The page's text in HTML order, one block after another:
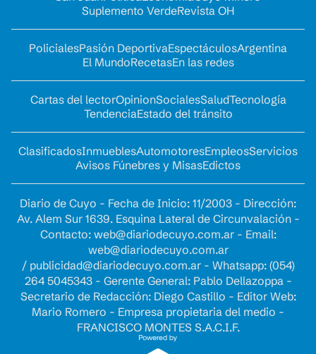
Suplemento VerdeRevista OH
PolicialesPasión DeportivaEspectáculosArgentina
El MundoRecetasEn las redes
Cartas del lectorOpinionSocialesSaludTecnología
TendenciaEstado del tránsito
ClasificadosInmueblesAutomotoresEmpleosServicios
Avisos Fúnebres y MisasEdictos
Diario de Cuyo - Fecha de Inicio: 11/2003 - Dirección:
Av. Alem Sur 1639. Esquina Lateral de Circunvalación -
Contacto: web@diariodecuyo.com.ar- Email:
web@diariodecuyo.com.ar
/ publicidad@diariodecuyo.com.ar- Whatsapp: (054)
264 5045343 - Gerente General: Pablo Dellazoppa -
Secretario de Redacción: Diego Castillo - Editor Web:
Mario Romero - Empresa propietaria del medio -
FRANCISCO MONTES S.A.C.I.F.